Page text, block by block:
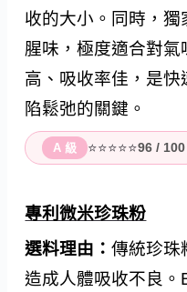
收的大小。同時，
腥味，極度適合對
高、吸收率佳，是快
陷鬆弛的關鍵。
A 級 ⭐⭐⭐⭐⭐96 / 100
專利微米珍珠粉
選料理由：傳統珍珠
造成人體吸收不良。